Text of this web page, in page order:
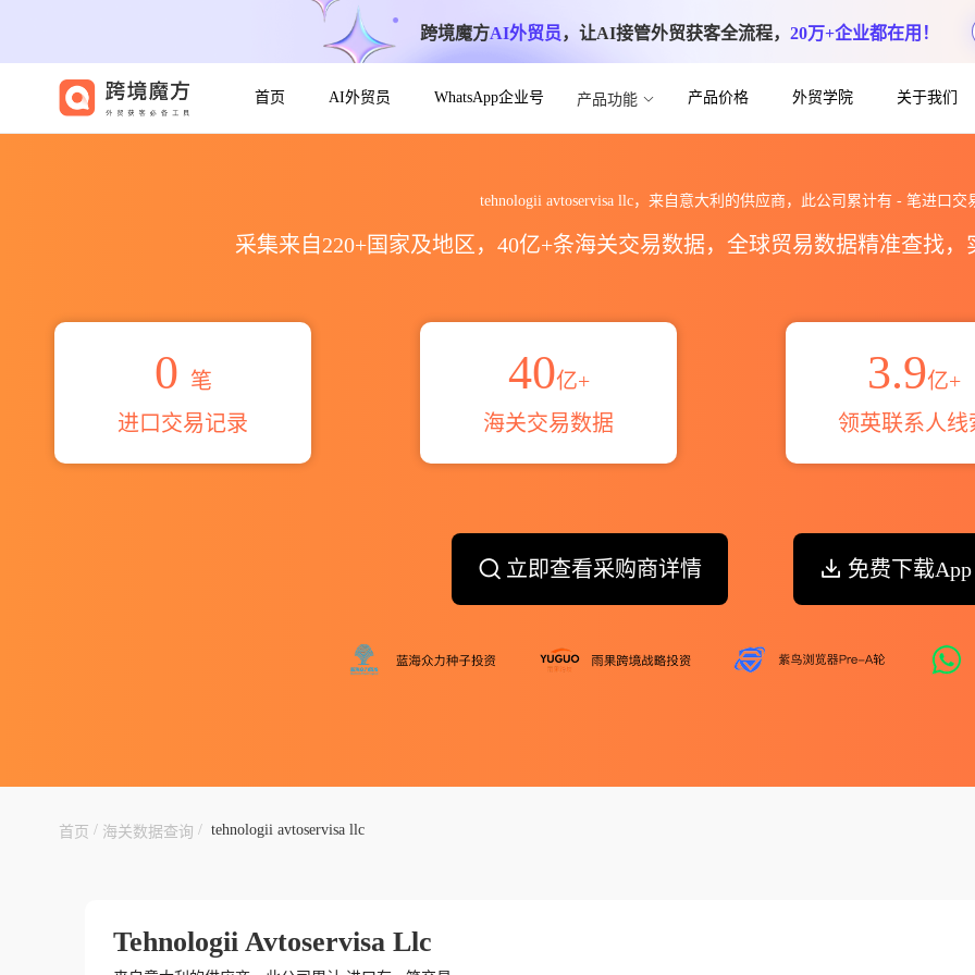
跨境魔方AI外贸员，让AI接管外贸获客全流程， 20万+企业都在用！
首页 AI外贸员 WhatsApp企业号 产品功能 产品价格 外贸学院 关于我们
tehnologii avtoservisa llc，来自意大利的供应商，此公司累计有 - 笔进口交
采集来自220+国家及地区，40亿+条海关交易数据，全球贸易数据精准查找
0 笔
进口交易记录
40亿+
海关交易数据
3.9亿+
领英联系人线
立即查看采购商详情 免费下载App
首页 / 海关数据查询 / tehnologii avtoservisa llc
Tehnologii Avtoservisa Llc